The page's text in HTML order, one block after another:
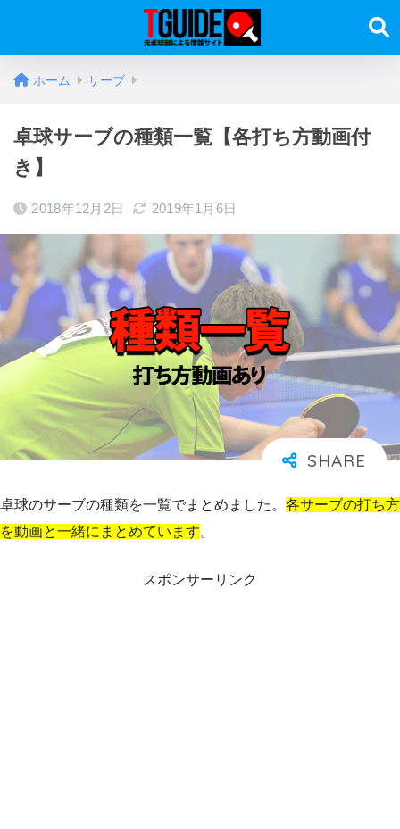
ホーム サーブ
卓球サーブの種類一覧【各打ち方動画付
き】
2018年12月2日 2019年1月6日
卓球のサーブの種類を一覧でまとめました。 各サーブの打ち方
を動画と一緒にまとめています。
スポンサーリンク